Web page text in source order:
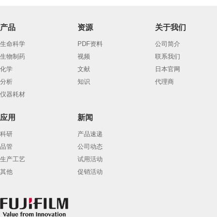
产品
生命科学
生物制药
化学
分析
仪器耗材
资源
PDF资料
视频
文献
知识
关于我们
公司简介
联系我们
日本官网
代理商
应用
科研
品管
生产工艺
其他
新闻
产品速递
公司动态
试用活动
促销活动